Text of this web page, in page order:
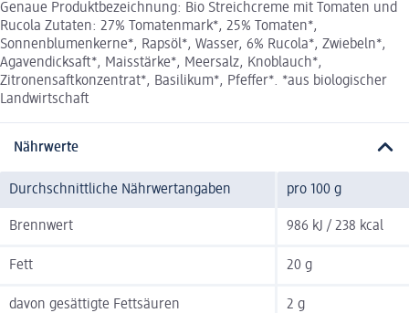
Genaue Produktbezeichnung: Bio Streichcreme mit Tomaten und
Rucola Zutaten: 27% Tomatenmark*, 25% Tomaten*,
Sonnenblumenkerne*, Rapsöl*, Wasser, 6% Rucola*, Zwiebeln*,
Agavendicksaft*, Maisstärke*, Meersalz, Knoblauch*,
Zitronensaftkonzentrat*, Basilikum*, Pfeffer*. *aus biologischer
Landwirtschaft
Nährwerte
Durchschnittliche Nährwertangaben pro 100 g
Brennwert 986 kJ / 238 kcal
Fett 20 g
davon gesättigte Fettsäuren 2 g